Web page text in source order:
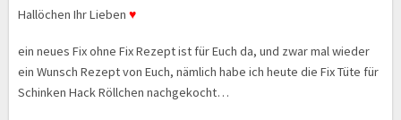
Hallöchen Ihr Lieben ♥
ein neues Fix ohne Fix Rezept ist für Euch da, und zwar mal wieder
ein Wunsch Rezept von Euch, nämlich habe ich heute die Fix Tüte für
Schinken Hack Röllchen nachgekocht…